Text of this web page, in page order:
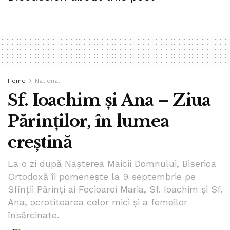
satul romanesc spiritualitate Stela Spataru traditie
tudor gheorghe valori
Home National
Sf. Ioachim și Ana – Ziua
Părinților, în lumea
creștină
La o zi după Nașterea Maicii Domnului, Biserica
Ortodoxă îi pomenește la 9 septembrie pe
Sfinții Părinți ai Fecioarei Maria, Sf. Ioachim și Sf.
Ana, ocrotitoarea celor mici și a femeilor
însărcinate.